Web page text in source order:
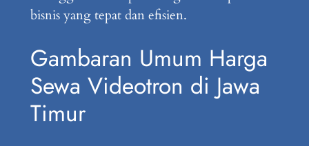
bisnis yang tepat dan efisien.
Gambaran Umum Harga
Sewa Videotron di Jawa
Timur